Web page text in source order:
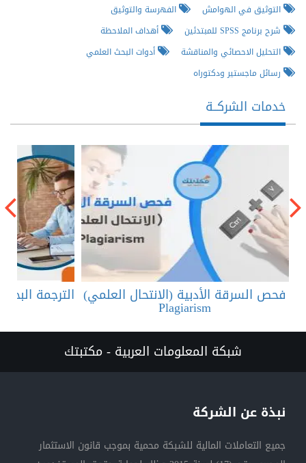
التوثيق في الهوامش
الفهرسة والتوثيق
شرح برنامج SPSS للمبتدئين
أهداف الملاحظة
التحليل الاحصائي والمناقشة
أدوات البحث العلمي
رسائل ماجستير ودكتوراه
خدمات الشركــة
فحص السرقة الأدبية (الانتحال العلمي)
Plagiarism
الترجمة
شبكة المعلومات العربية - مكتبتك
نبذة عن الشركة
جميع التعاملات المالية للشبكة محمية بموجب قانون الاستثمار